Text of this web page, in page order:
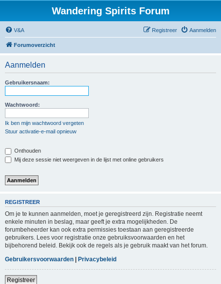
Wandering Spirits Forum
V&A Aanmelden
Registreer
Forumoverzicht
Aanmelden
Gebruikersnaam:
Wachtwoord:
Ik ben mijn wachtwoord vergeten
Stuur activatie-e-mail opnieuw
Onthouden
Mij deze sessie niet weergeven in de lijst met online gebruikers
REGISTREER
Om je te kunnen aanmelden, moet je geregistreerd zijn. Registratie neemt
enkele minuten in beslag, maar geeft je extra mogelijkheden. De
forumbeheerder kan ook extra permissies toestaan aan geregistreerde
gebruikers. Lees voor registratie onze gebruiksvoorwaarden en het
bijbehorend beleid. Bekijk ook de regels als je gebruik maakt van het forum.
Gebruikersvoorwaarden | Privacybeleid
Registreer